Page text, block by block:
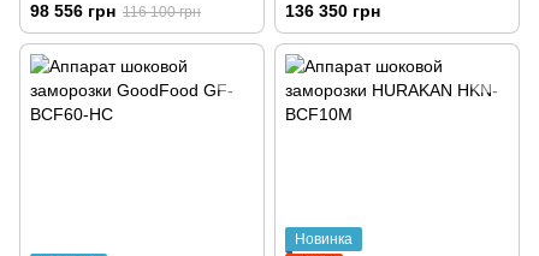
98 556 грн 116 100 грн 136 350 грн
Новинка